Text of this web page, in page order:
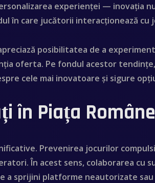
experienței — inovația
în care jucătorii interacționează cu
posibilitatea de a
oferta. Pe fondul acestor
cele mai inovatoare și sigure
în Piața
Prevenirea jocurilor
În acest sens, colaborarea cu
a sprijini platforme neautorizate sau